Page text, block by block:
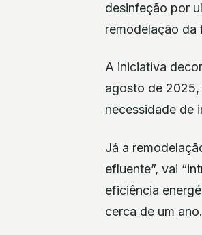
desinfeção por
remodelação da
A iniciativa
agosto de 2025,
necessidade de
Já a
efluente”, vai
eficiência
cerca de um ano.